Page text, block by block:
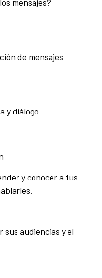
mensajes?
de mensajes
y diálogo
y conocer a tus
sus audiencias y el